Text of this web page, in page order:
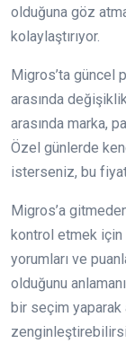
olduğuna göz
kolaylaştırıyor.
Migros’ta güncel
arasında
arasında marka,
Özel günlerde
isterseniz, bu fiyat
Migros’a
kontrol etmek
yorumları ve
olduğunu
bir seçim yaparak